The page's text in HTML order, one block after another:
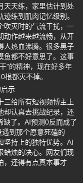
天天练，家里估计到处
练到肌肉记忆级别。
吹灭时的气流干扰，一
动作越来越流畅，从开
人热血沸腾。很多黑子
鱼都不好意思了。这事
”的精神，现在好多年
都灭不掉。
示
三给所有短视频博主上
却认真去挑战纪录，还
缺了。AI预测0反而成了
到那个愿意死磕的
坚持上的独特优势。AI
蜡烛的决心。网友们现
，还得有点真本事才